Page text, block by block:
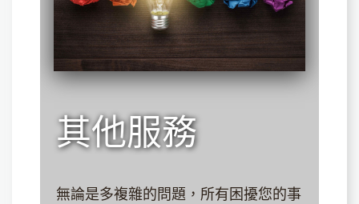
其他服務
無論是多複雜的問題，所有困擾您的事